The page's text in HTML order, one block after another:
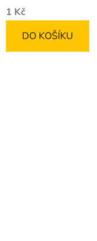
1 Kč
DO KOŠÍKU